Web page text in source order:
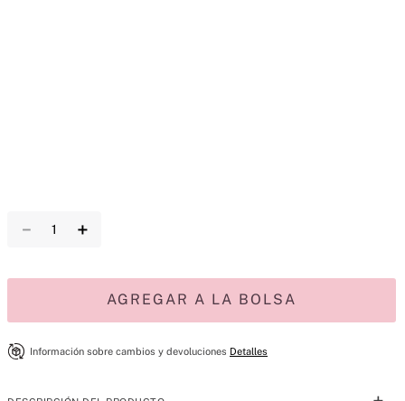
＋
－
AGREGAR A LA BOLSA
Información sobre cambios y devoluciones Detalles